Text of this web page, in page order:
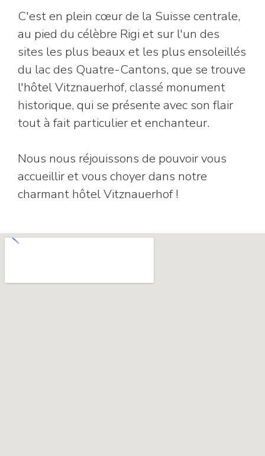
C'est en plein cœur de la Suisse centrale,
au pied du célèbre Rigi et sur l'un des
sites les plus beaux et les plus ensoleillés
du lac des Quatre-Cantons, que se trouve
l'hôtel Vitznauerhof, classé monument
historique, qui se présente avec son flair
tout à fait particulier et enchanteur.
Nous nous réjouissons de pouvoir vous
accueillir et vous choyer dans notre
charmant hôtel Vitznauerhof !